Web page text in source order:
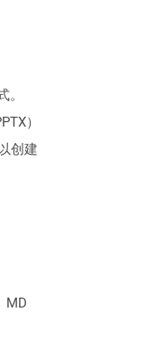
）
创建
MD